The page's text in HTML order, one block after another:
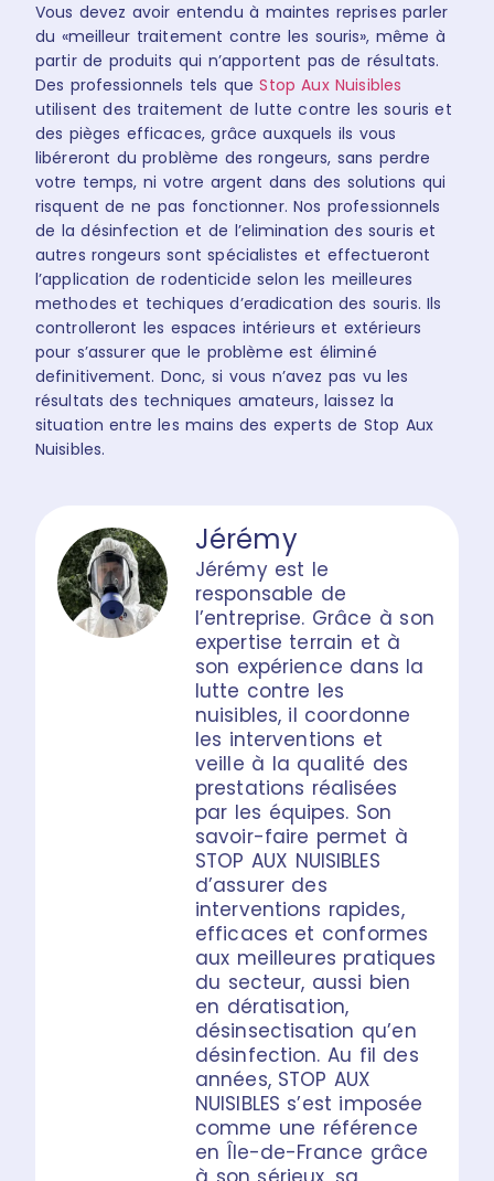
Vous devez avoir entendu à maintes reprises parler
du «meilleur traitement contre les souris», même à
partir de produits qui n’apportent pas de résultats.
Des professionnels tels queStop Aux Nuisibles
utilisent des traitement de lutte contre les souris et
des pièges efficaces, grâce auxquels ils vous
libéreront du problème des rongeurs, sans perdre
votre temps, ni votre argent dans des solutions qui
risquent de ne pas fonctionner. Nos professionnels
de la désinfection et de l’elimination des souris et
autres rongeurs sont spécialistes et effectueront
l’application de rodenticide selon les meilleures
methodes et techiques d’eradication des souris. Ils
controlleront les espaces intérieurs et extérieurs
pour s’assurer que le problème est éliminé
definitivement. Donc, si vous n’avez pas vu les
résultats des techniques amateurs, laissez la
situation entre les mains des experts de Stop Aux
Nuisibles.
Jérémy
Jérémy est le
responsable de
l’entreprise. Grâce à son
expertise terrain et à
son expérience dans la
lutte contre les
nuisibles, il coordonne
les interventions et
veille à la qualité des
prestations réalisées
par les équipes. Son
savoir-faire permet à
STOP AUX NUISIBLES
d’assurer des
interventions rapides,
efficaces et conformes
aux meilleures pratiques
du secteur, aussi bien
en dératisation,
désinsectisation qu’en
désinfection. Au fil des
années, STOP AUX
NUISIBLES s’est imposée
comme une référence
en Île-de-France grâce